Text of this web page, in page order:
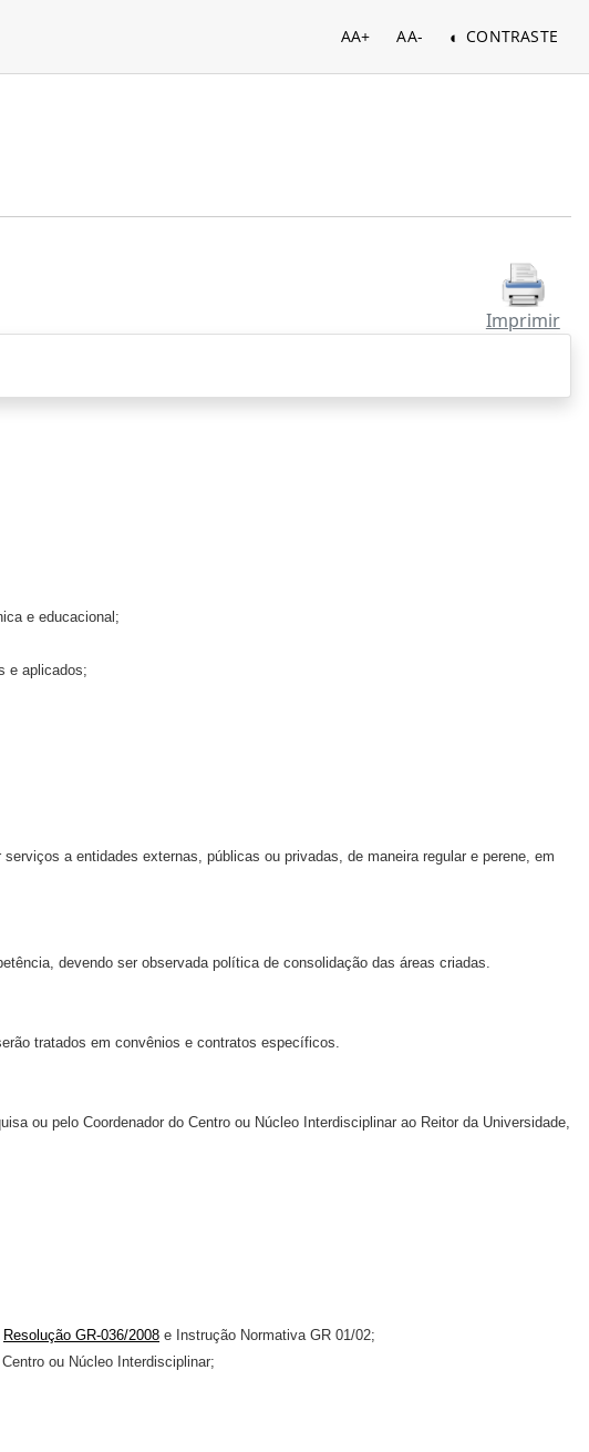
AA+ AA- CONTRASTE
Imprimir
e educacional;
e aplicados;
a entidades externas, públicas ou privadas, de maneira regular e perene, em
devendo ser observada política de consolidação das áreas criadas.
tratados em convênios e contratos específicos.
ou pelo Coordenador do Centro ou Núcleo Interdisciplinar ao Reitor da Universidade,
Resolução GR-036/2008 e Instrução Normativa GR 01/02;
ou Núcleo Interdisciplinar;